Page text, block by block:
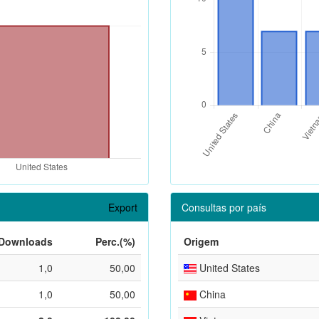
Export
Perc.(%)
1,0
50,00
1,0
50,00
Consultas por país
Origem
United States
China